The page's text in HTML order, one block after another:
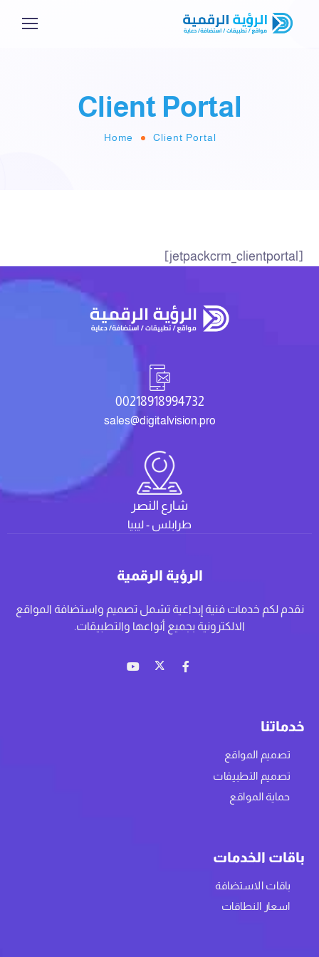
Client Portal
Home Client Portal
[jetpackcrm_clientportal]
00218918994732
sales@digitalvision.pro
شارع النصر
طرابلس - ليبيا
الرؤية الرقمية
نقدم لكم خدمات فنية إبداعية تشمل تصميم واستضافة المواقع
الالكترونية بجميع أنواعها والتطبيقات.
خدماتنا
تصميم المواقع
تصميم التطبيقات
حماية المواقع
باقات الخدمات
باقات الاستضافة
اسعار النطاقات